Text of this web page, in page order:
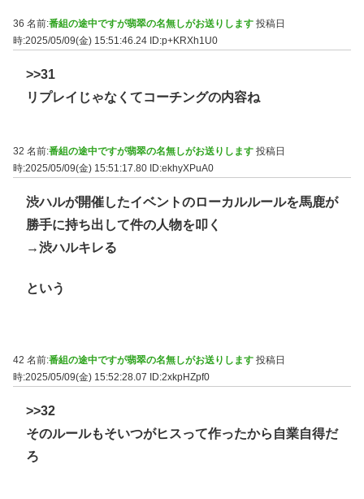
36 名前:番組の途中ですが翡翠の名無しがお送りします 投稿日
時:2025/05/09(金) 15:51:46.24 ID:p+KRXh1U0
>>31
リプレイじゃなくてコーチングの内容ね
32 名前:番組の途中ですが翡翠の名無しがお送りします 投稿日
時:2025/05/09(金) 15:51:17.80 ID:ekhyXPuA0
渋ハルが開催したイベントのローカルルールを馬鹿が
勝手に持ち出して件の人物を叩く
→渋ハルキレる
という
42 名前:番組の途中ですが翡翠の名無しがお送りします 投稿日
時:2025/05/09(金) 15:52:28.07 ID:2xkpHZpf0
>>32
そのルールもそいつがヒスって作ったから自業自得だ
ろ